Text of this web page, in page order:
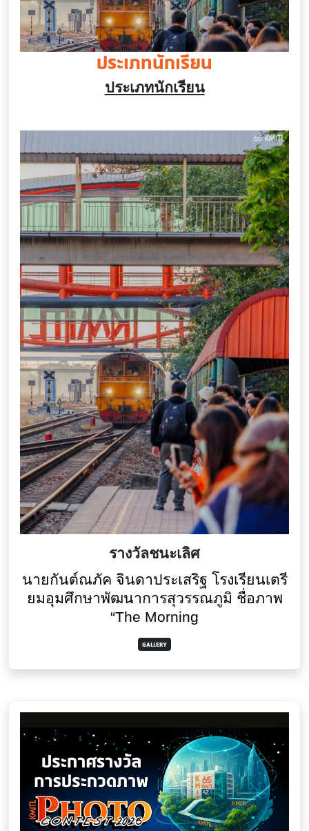
ประเภทนักเรียน
ประเภทนักเรียน
รางวัลชนะเลิศ
นายกันต์ณภัค จินดาประเสริฐ โรงเรียนเตรี
ยมอุมศึกษาพัฒนาการสุวรรณภูมิ ชื่อภาพ
“The Morning
GALLERY